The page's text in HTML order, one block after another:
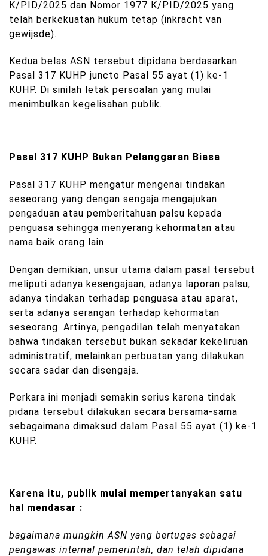
K/PID/2025 dan Nomor 1977 K/PID/2025 yang
telah berkekuatan hukum tetap (inkracht van
gewijsde).
Kedua belas ASN tersebut dipidana berdasarkan
Pasal 317 KUHP juncto Pasal 55 ayat (1) ke-1
KUHP. Di sinilah letak persoalan yang mulai
menimbulkan kegelisahan publik.
Pasal 317 KUHP Bukan Pelanggaran Biasa
Pasal 317 KUHP mengatur mengenai tindakan
seseorang yang dengan sengaja mengajukan
pengaduan atau pemberitahuan palsu kepada
penguasa sehingga menyerang kehormatan atau
nama baik orang lain.
Dengan demikian, unsur utama dalam pasal tersebut
meliputi adanya kesengajaan, adanya laporan palsu,
adanya tindakan terhadap penguasa atau aparat,
serta adanya serangan terhadap kehormatan
seseorang. Artinya, pengadilan telah menyatakan
bahwa tindakan tersebut bukan sekadar kekeliruan
administratif, melainkan perbuatan yang dilakukan
secara sadar dan disengaja.
Perkara ini menjadi semakin serius karena tindak
pidana tersebut dilakukan secara bersama-sama
sebagaimana dimaksud dalam Pasal 55 ayat (1) ke-1
KUHP.
Karena itu, publik mulai mempertanyakan satu
hal mendasar :
bagaimana mungkin ASN yang bertugas sebagai
pengawas internal pemerintah, dan telah dipidana